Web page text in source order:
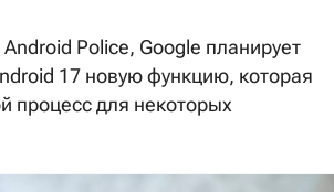
Police, Google планирует
17 новую функцию, которая
процесс для некоторых